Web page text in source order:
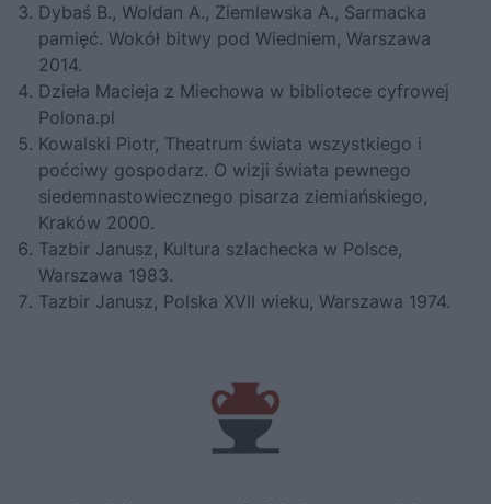
Dybaś B., Woldan A., Ziemlewska A., Sarmacka
pamięć. Wokół bitwy pod Wiedniem, Warszawa
2014.
Dzieła Macieja z Miechowa w bibliotece cyfrowej
Polona.pl
Kowalski Piotr, Theatrum świata wszystkiego i
poćciwy gospodarz. O wizji świata pewnego
siedemnastowiecznego pisarza ziemiańskiego,
Kraków 2000.
Tazbir Janusz, Kultura szlachecka w Polsce,
Warszawa 1983.
Tazbir Janusz, Polska XVII wieku, Warszawa 1974.